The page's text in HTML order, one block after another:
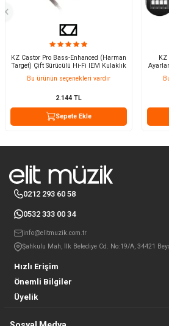
KZ Castor Pro Bass-Enhanced (Harman
Target) Çift Sürücülü Hi-Fi IEM Kulaklık
Bu ürünün seçenekleri vardır
2.144TL
Sepete Ekle
KZ
Hızlı Erişim
Önemli Bilgiler
Üyelik
0212 293 60 58
0532 333 00 34
info@elitmuzik.com.tr
Şahkulu Mah, İlk Belediye Cd. No:19/A, 34421